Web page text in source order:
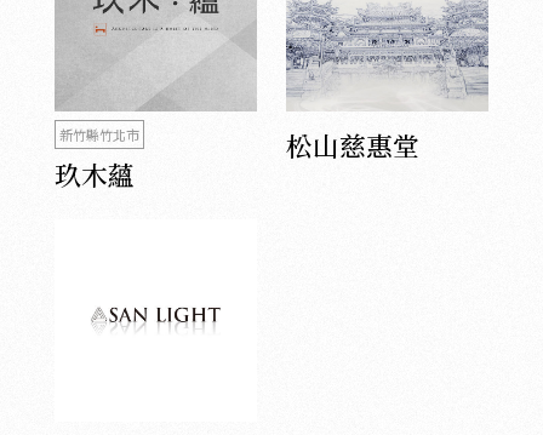
新竹縣竹北市
玖木蘊
松山慈惠堂